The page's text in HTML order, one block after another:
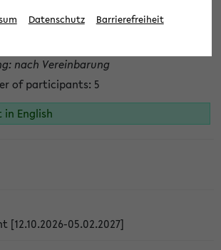
beim Veranstalter ist unbedingt
nach Vereinbarung
of participants: 5
English
[12.10.2026-05.02.2027]
Datenschutz Barrierefreiheit